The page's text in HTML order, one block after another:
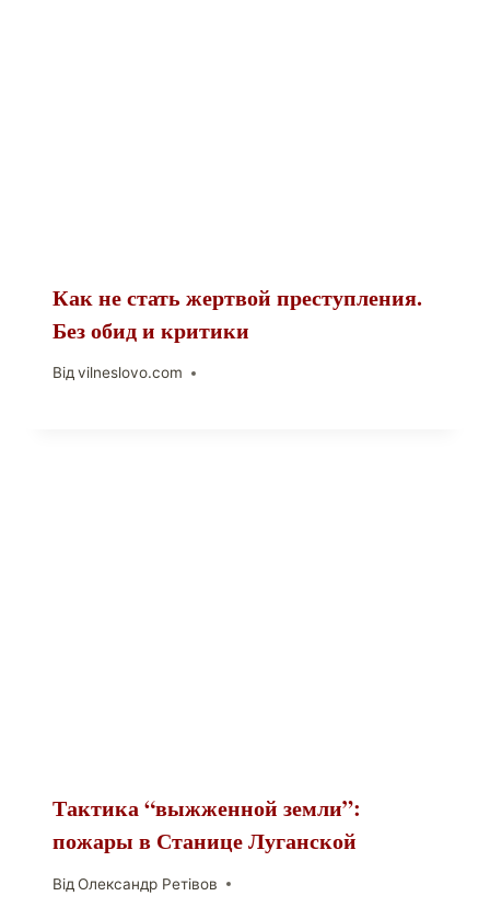
Как не стать жертвой преступления.
Без обид и критики
Відvilneslovo.com
Тактика “выжженной земли”:
пожары в Станице Луганской
Від Олександр Ретівов